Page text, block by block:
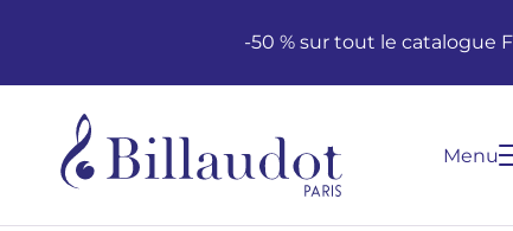
-50 % sur tout le catalogue
Menu